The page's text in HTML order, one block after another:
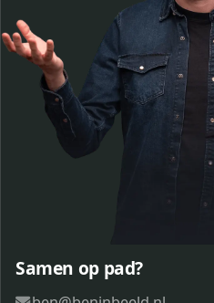
Samen op pad?